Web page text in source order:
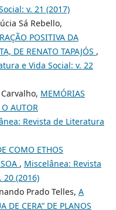
v. 21 (2017)
Sá Rebello,
POSITIVA DA
DE RENATO TAPAJÓS ,
e Vida Social: v. 22
MEMÓRIAS
O AUTOR
Revista de Literatura
COMO ETHOS
, Miscelânea: Revista
20 (2016)
Prado Telles, A
DE CERA” DE PLANOS